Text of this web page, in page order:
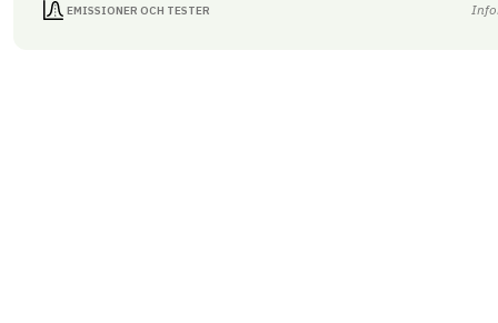
EMISSIONER OCH TESTER